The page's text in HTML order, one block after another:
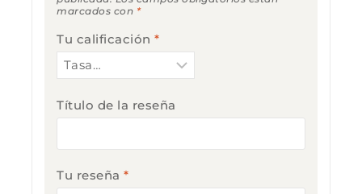
marcados con *
Tu calificación *
Título de la reseña
Tu reseña *